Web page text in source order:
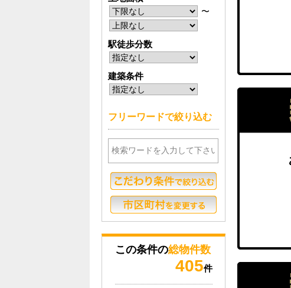
〜
駅徒歩分数
建築条件
フリーワードで絞り込む
この条件の総物件数
405件